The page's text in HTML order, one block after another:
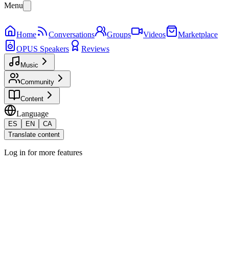
Menu
Home Conversations Groups Videos
Marketplace
OPUS Speakers
Reviews
Music
Community
Content
Language
ES EN
CA
Translate content
Log in for more features